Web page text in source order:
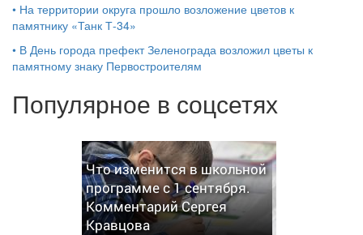
• На территории округа прошло возложение цветов к
памятнику «Танк Т-34»
• В День города префект Зеленограда возложил цветы к
памятному знаку Первостроителям
Популярное в соцсетях
Что изменится в школьной
программе с 1 сентября.
Комментарий Сергея
Кравцова